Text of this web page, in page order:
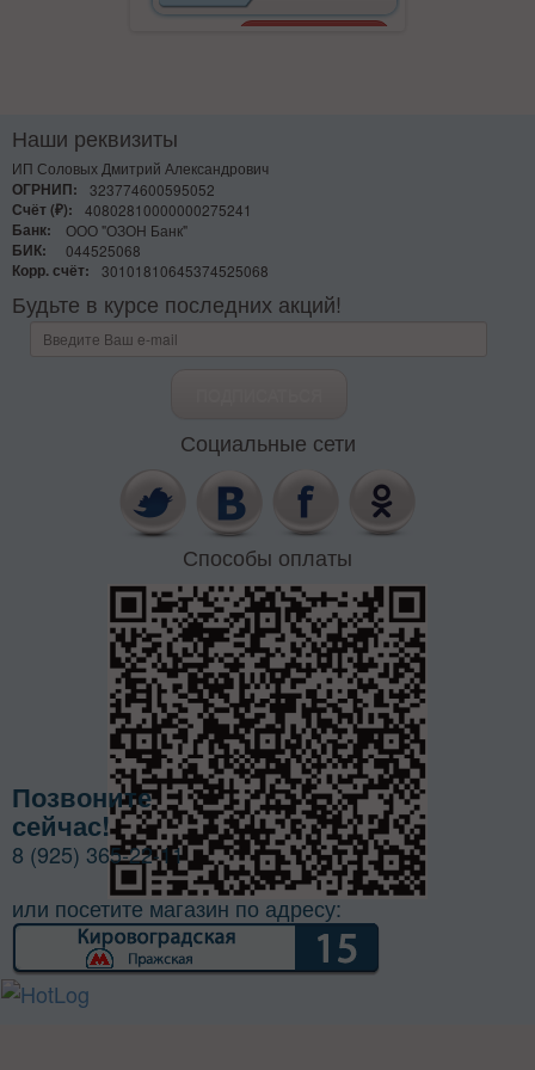
Наши реквизиты
ИП Соловых Дмитрий Александрович
ОГРНИП:
323774600595052
Счёт (₽):
40802810000000275241
Банк:
ООО "ОЗОН Банк"
БИК:
044525068
Корр. счёт:
30101810645374525068
Будьте в курсе последних акций!
Социальные сети
Способы оплаты
Позвоните
сейчас!
8 (925) 365-22-11
или посетите магазин по адресу: